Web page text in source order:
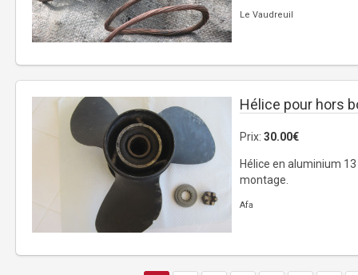
Le Vaudreuil
Hélice pour hors
Prix: 30.00€
Hélice en aluminium
montage.
Afa